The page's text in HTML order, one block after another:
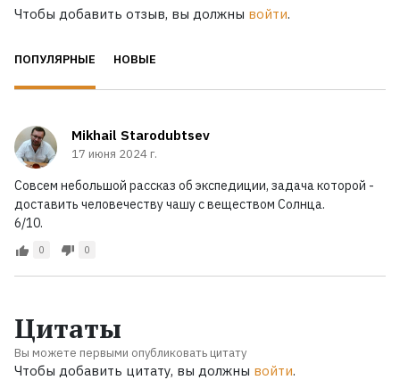
Чтобы добавить отзыв, вы должны войти.
ПОПУЛЯРНЫЕ НОВЫЕ
Mikhail Starodubtsev
17 июня 2024 г.
Совсем небольшой рассказ об экспедиции, задача которой -
доставить человечеству чашу с веществом Солнца.
6/10.
0 0
Цитаты
Вы можете первыми опубликовать цитату
Чтобы добавить цитату, вы должны войти.